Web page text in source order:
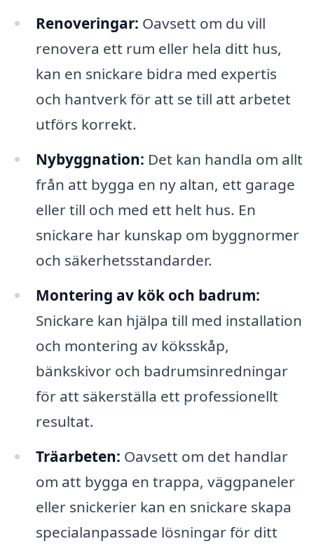
Renoveringar: Oavsett om du vill
renovera ett rum eller hela ditt hus,
kan en snickare bidra med expertis
och hantverk för att se till att arbetet
utförs korrekt.
Nybyggnation: Det kan handla om allt
från att bygga en ny altan, ett garage
eller till och med ett helt hus. En
snickare har kunskap om byggnormer
och säkerhetsstandarder.
Montering av kök och badrum:
Snickare kan hjälpa till med installation
och montering av köksskåp,
bänkskivor och badrumsinredningar
för att säkerställa ett professionellt
resultat.
Träarbeten: Oavsett om det handlar
om att bygga en trappa, väggpaneler
eller snickerier kan en snickare skapa
specialanpassade lösningar för ditt